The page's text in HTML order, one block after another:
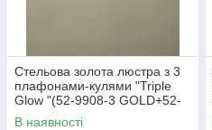
Стельова золота люстра з 3
плафонами-кулями "Triple
Glow "(52-9908-3 GOLD+52-
9908-3 GOLD+CL)
В наявності